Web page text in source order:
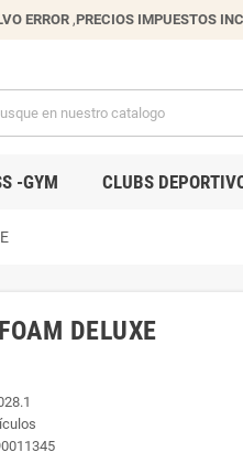
ERROR,PRECIOS IMPUESTOS
-GYM CLUBS
DELUXE